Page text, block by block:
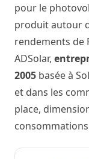
pour le
produit autour
rendements de
ADSolar,
2005 basée à
et dans les
place,